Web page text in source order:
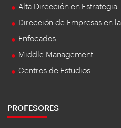
Alta Dirección en Estrategia
Dirección de Empresas en
Enfocados
Middle Management
Centros de Estudios
PROFESORES